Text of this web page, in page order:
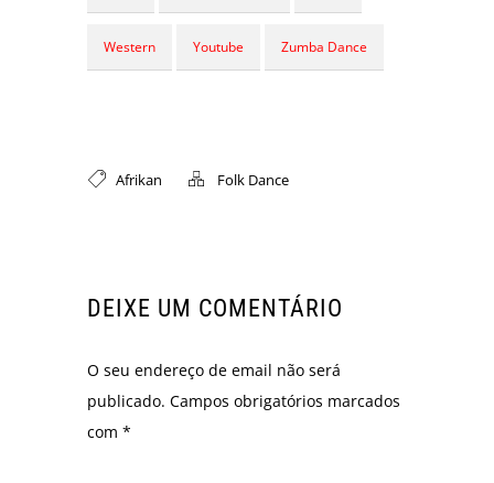
Western Youtube Zumba Dance
Afrikan Folk Dance
DEIXE UM COMENTÁRIO
O seu endereço de email não será
publicado. Campos obrigatórios marcados
com *